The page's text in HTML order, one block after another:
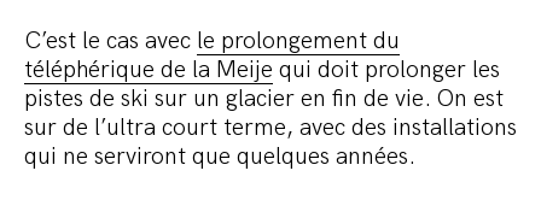
C’est le cas avec le prolongement du
téléphérique de la Meije qui doit prolonger les
pistes de ski sur un glacier en fin de vie. On est
sur de l’ultra court terme, avec des installations
qui ne serviront que quelques années.